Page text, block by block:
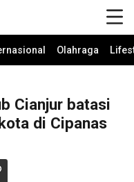
Olahraga
Cianjur batasi
di Cipanas